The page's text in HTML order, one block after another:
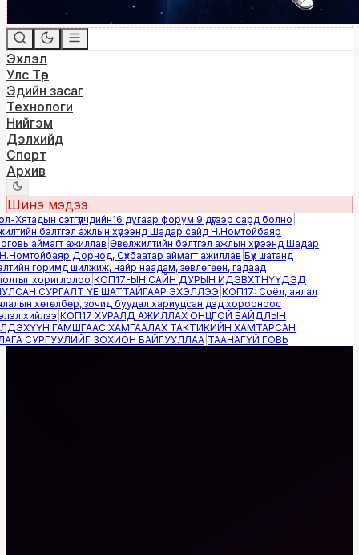
Эхлэл
Улс Төр
Эдийн засаг
Технологи
Нийгэм
Дэлхийд
Спорт
Архив
Шинэ мэдээ
сэтгүүлчдийн16 дугаар форум 9 дүгээр сард болно|
бэлтгэл ажлын хүрээнд Шадар сайд Н.Номтойбаяр
аймагт ажиллав|Өвөлжилтийн бэлтгэл ажлын хүрээнд Шадар
Дорнод, Сүхбаатар аймагт ажиллав|Бүх шатанд
горимд шилжиж, найр наадам, зөвлөгөөн, гадаад
хориглолоо|КОП17-ЫН САЙН ДУРЫН ИДЭВХТНҮҮДЭД
СУРГАЛТ ҮЕ ШАТТАЙГААР ЭХЭЛЛЭЭ|КОП17: Соёл, аялал
хөтөлбөр, зочид буудал хариуцсан дэд хорооноос
хийлээ|КОП17 ХУРАЛД АЖИЛЛАХ ОНЦГОЙ БАЙДЛЫН
ГАМШГААС ХАМГААЛАХ ТАКТИКИЙН ХАМТАРСАН
СУРГУУЛИЙГ ЗОХИОН БАЙГУУЛЛАА|ТААНАГҮЙ ГОВЬ